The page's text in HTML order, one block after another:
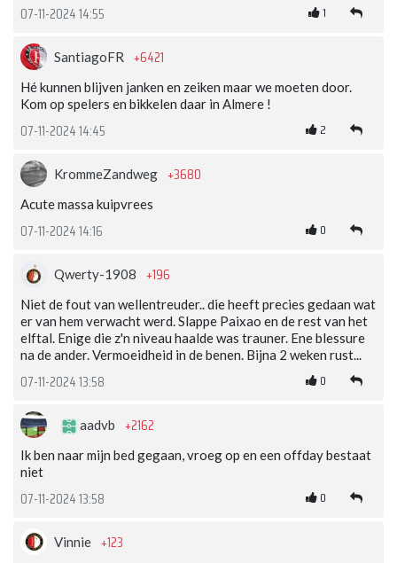
07-11-2024 14:55 1
SantiagoFR +6421
Hé kunnen blijven janken en zeiken maar we moeten door.
Kom op spelers en bikkelen daar in Almere !
07-11-2024 14:45 2
KrommeZandweg +3680
Acute massa kuipvrees
07-11-2024 14:16 0
Qwerty-1908 +196
Niet de fout van wellentreuder.. die heeft precies gedaan wat
er van hem verwacht werd. Slappe Paixao en de rest van het
elftal. Enige die z'n niveau haalde was trauner. Ene blessure
na de ander. Vermoeidheid in de benen. Bijna 2 weken rust...
07-11-2024 13:58 0
aadvb +2162
Ik ben naar mijn bed gegaan, vroeg op en een offday bestaat
niet
07-11-2024 13:58 0
Vinnie +123